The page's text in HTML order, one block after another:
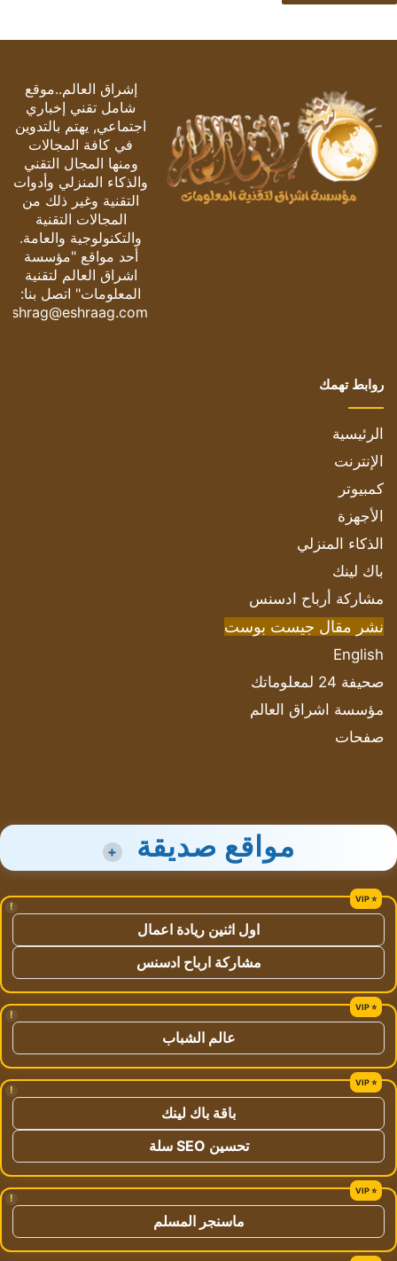
إشراق العالم..موقع
شامل تقني إخباري
اجتماعي, يهتم بالتدوين
في كافة المجالات
ومنها المجال التقني
والذكاء المنزلي وأدوات
التقنية وغير ذلك من
المجالات التقنية
والتكنولوجية والعامة.
أحد مواقع "مؤسسة
اشراق العالم لتقنية
المعلومات" اتصل بنا:
eshrag@eshraag.com
روابط تهمك
الرئيسية
الإنترنت
كمبيوتر
الأجهزة
الذكاء المنزلي
باك لينك
مشاركة أرباح ادسنس
نشر مقال جيست بوست
English
صحيفة 24 لمعلوماتك
مؤسسة اشراق العالم
صفحات
مواقع صديقة +
!
اول اثنين ريادة اعمال
مشاركة ارباح ادسنس
!
عالم الشباب
!
باقة باك لينك
تحسين SEO سلة
!
ماسنجر المسلم